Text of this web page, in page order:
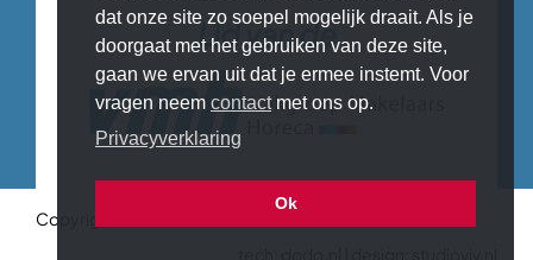
Lid van de
Copyright © 2026 Makelaar in Horeca
dat onze site zo soepel mogelijk draait. Als je
doorgaat met het gebruiken van deze site,
gaan we ervan uit dat je ermee instemt. Voor
vragen neem contactmet ons op.
Privacyverklaring
Ok